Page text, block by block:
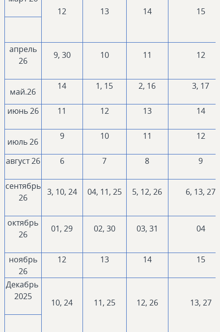
12
13 14 15
апрель
26
9, 30 10 11 12
май.26
14 1, 15 2, 16 3, 17
июнь 26 11 12 13 14
июль 26
9 10 11 12
август 26 6 7 8 9
сентябрь
26
3, 10, 24 04, 11, 25 5, 12, 26 6, 13, 27
октябрь
26
01, 29 02, 30 03, 31 04
ноябрь
26
12 13 14 15
Декабрь
2025
10, 24 11, 25 12, 26 13, 27